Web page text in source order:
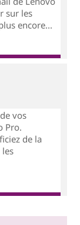
sur les
encore...
vos
Pro.
de la
les